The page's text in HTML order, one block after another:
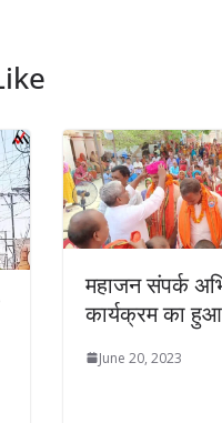
महाजन संपर्क
कार्यक्रम का
June 20, 2023